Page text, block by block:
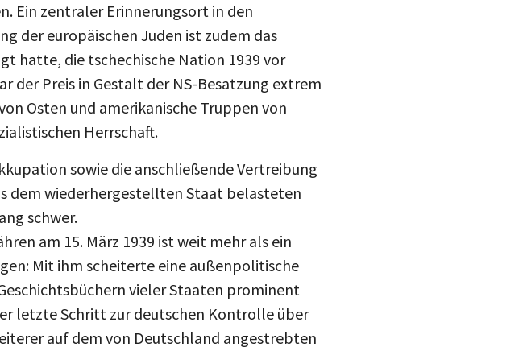
Ein zentraler Erinnerungsort in den
der europäischen Juden ist zudem das
hatte, die tschechische Nation 1939 vor
der Preis in Gestalt der NS-Besatzung extrem
Osten und amerikanische Truppen von
Herrschaft.
sowie die anschließende Vertreibung
dem wiederhergestellten Staat belasteten
schwer.
am 15. März 1939 ist weit mehr als ein
Mit ihm scheiterte eine außenpolitische
vieler Staaten prominent
letzte Schritt zur deutschen Kontrolle über
auf dem von Deutschland angestrebten